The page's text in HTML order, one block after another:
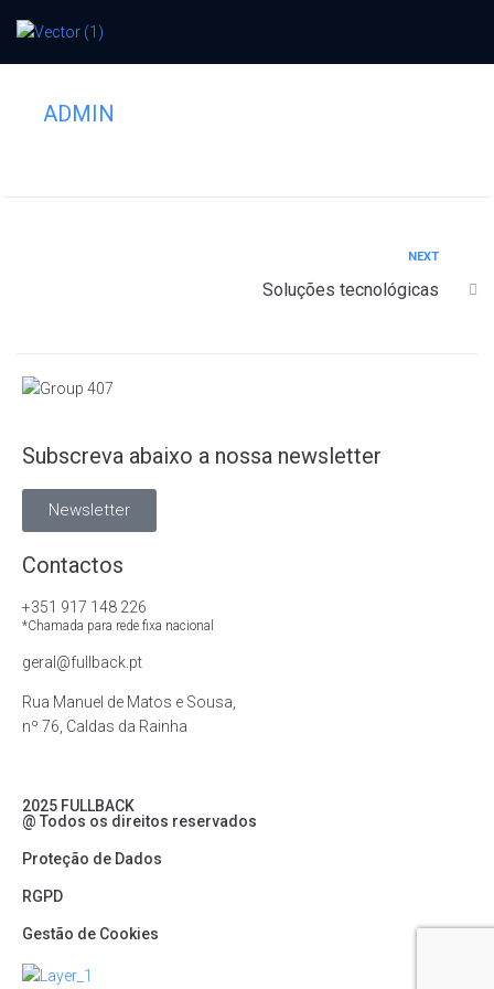
Formação
ADMIN
NEXT
Soluções tecnológicas
Contactos
+351 917 148 226
*Chamada para rede fixa nacional
geral@fullback.pt
Rua Manuel de Matos e Sousa,
nº 76, Caldas da Rainha
Subscreva abaixo a nossa newsletter
Newsletter
2025 FULLBACK
@ Todos os direitos reservados
Proteção de Dados
RGPD
Gestão de Cookies